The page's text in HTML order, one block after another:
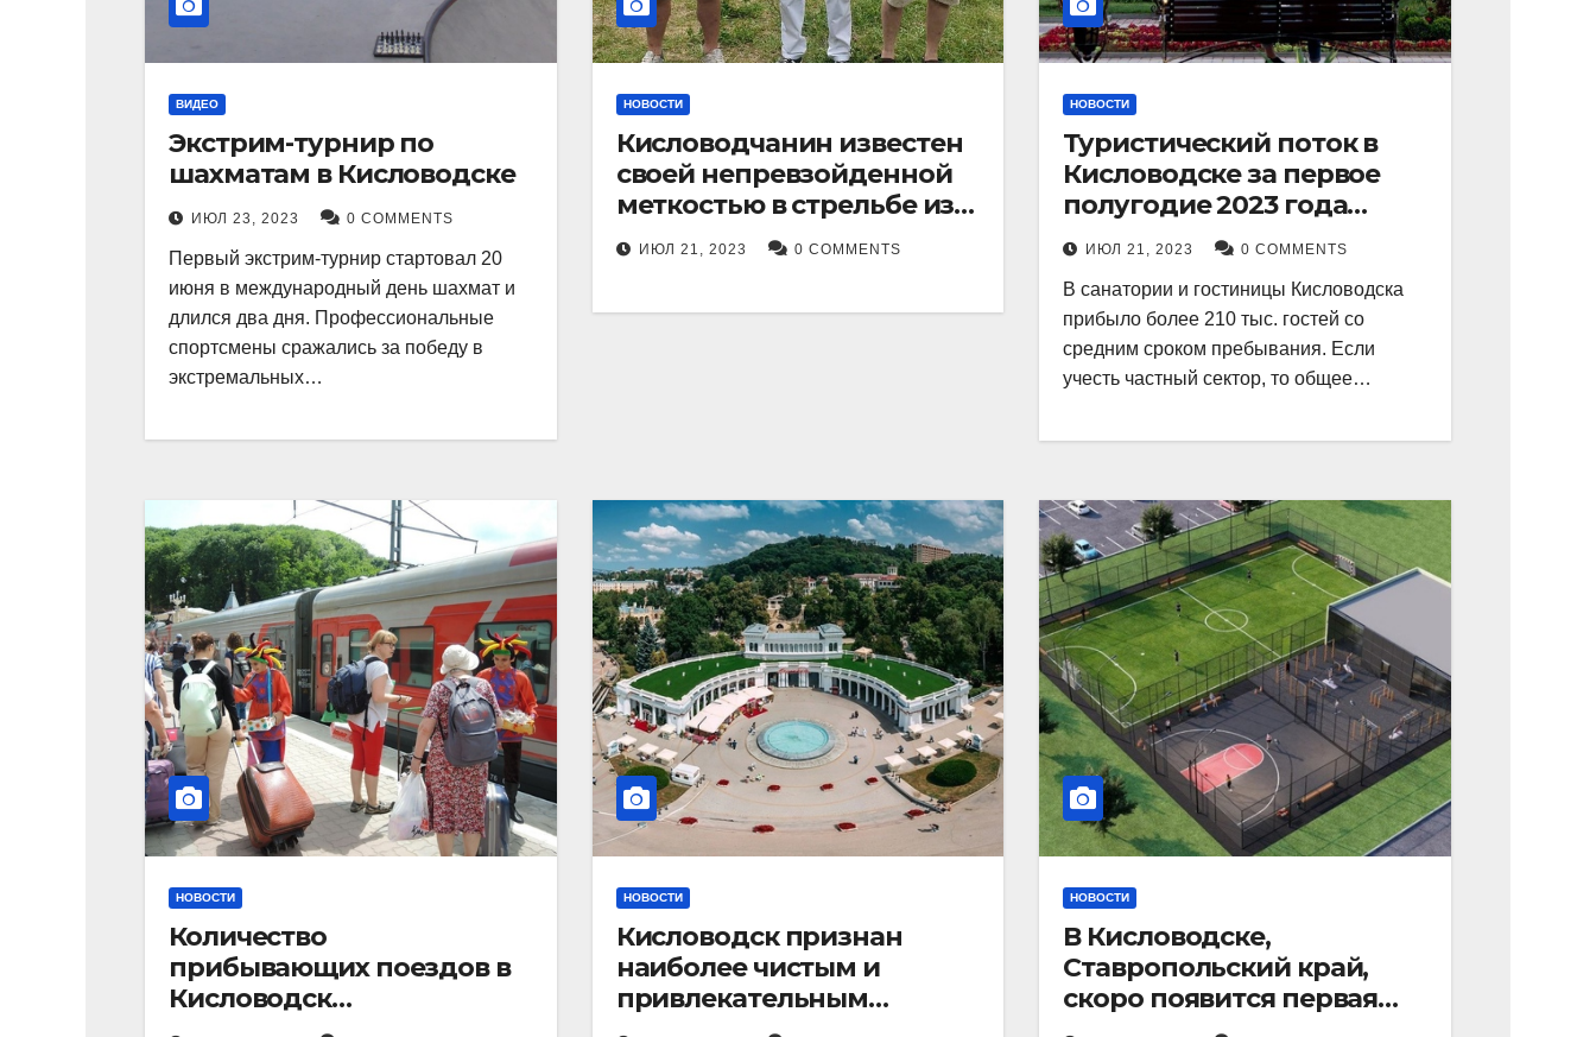
ВИДЕО
Экстрим-турнир по
шахматам в Кисловодске
ИЮЛ 23, 2023 0 COMMENTS
Первый экстрим-турнир стартовал 20
июня в международный день шахмат и
длился два дня. Профессиональные
спортсмены сражались за победу в
экстремальных…
НОВОСТИ
Кисловодчанин известен
своей непревзойденной
меткостью в стрельбе из
лука, и его успехи
прославили его в
ИЮЛ 21, 2023 0 COMMENTS
НОВОСТИ
Туристический поток в
Кисловодске за первое
полугодие 2023 года
показал рекордный рост в
21 процент.
ИЮЛ 21, 2023 0 COMMENTS
В санатории и гостиницы Кисловодска
прибыло более 210 тыс. гостей со
средним сроком пребывания. Если
учесть частный сектор, то общее…
НОВОСТИ
Количество
прибывающих поездов в
Кисловодск
стремительно
НОВОСТИ
Кисловодск признан
наиболее чистым и
привлекательным
курортным городом в
НОВОСТИ
В Кисловодске,
Ставропольский край,
скоро появится первая
«умная площадка».